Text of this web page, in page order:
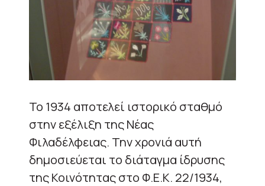
Το 1934 αποτελεί ιστορικό σταθμό
στην εξέλιξη της Νέας
Φιλαδέλφειας. Την χρονιά αυτή
δημοσιεύεται το διάταγμα ίδρυσης
της Κοινότητας στο Φ.Ε.Κ. 22/1934,